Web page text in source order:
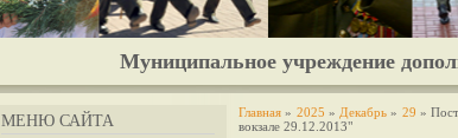
Муниципальное учреждение
МЕНЮ САЙТА Главная » 2025 » Декабрь » 29 »
вокзале 29.12.2013"